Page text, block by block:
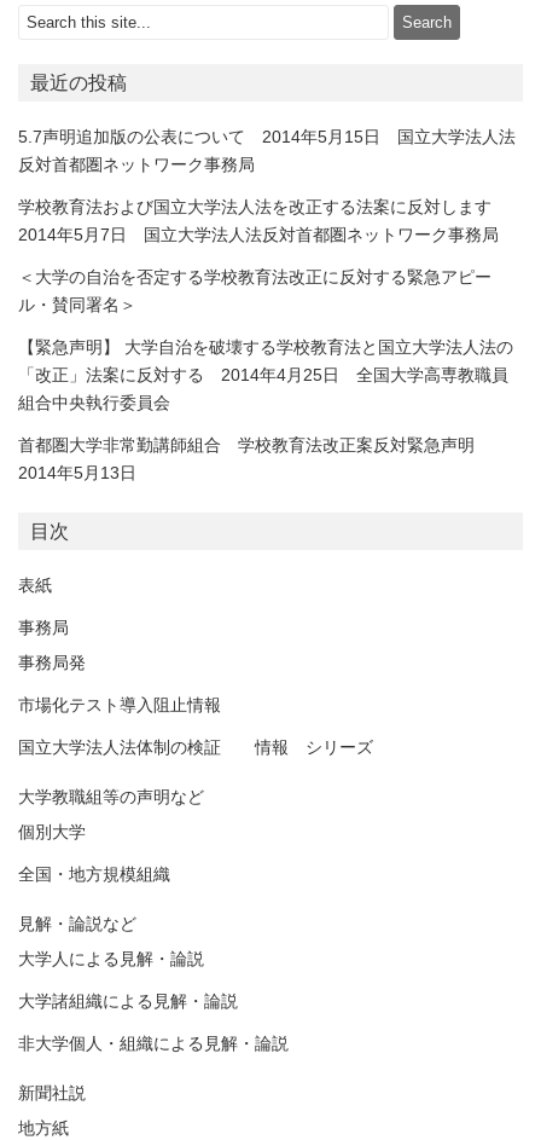
最近の投稿
5.7声明追加版の公表について 2014年5月15日 国立大学法人法
反対首都圏ネットワーク事務局
学校教育法および国立大学法人法を改正する法案に反対します
2014年5月7日 国立大学法人法反対首都圏ネットワーク事務局
＜大学の自治を否定する学校教育法改正に反対する緊急アピー
ル・賛同署名＞
【緊急声明】 大学自治を破壊する学校教育法と国立大学法人法の
「改正」法案に反対する 2014年4月25日 全国大学高専教職員
組合中央執行委員会
首都圏大学非常勤講師組合 学校教育法改正案反対緊急声明
2014年5月13日
目次
表紙
事務局
事務局発
市場化テスト導入阻止情報
国立大学法人法体制の検証 情報 シリーズ
大学教職組等の声明など
個別大学
全国・地方規模組織
見解・論説など
大学人による見解・論説
大学諸組織による見解・論説
非大学個人・組織による見解・論説
新聞社説
地方紙